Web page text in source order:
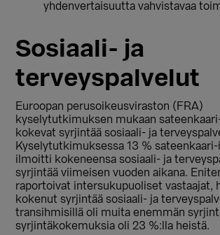
yhdenvertaisuutta vahvistavaa
Sosiaali- ja
terveyspalvelut
Euroopan perusoikeusviraston (FRA)
kyselytutkimuksen mukaan
kokevat syrjintää sosiaali- ja
Kyselytutkimuksessa 13 %
ilmoitti kokeneensa sosiaali- ja
syrjintää viimeisen vuoden aikana.
raportoivat intersukupuoliset vastaajat,
kokenut syrjintää sosiaali- ja
transihmisillä oli muita enemmän
syrjintäkokemuksia oli 23 %:lla heistä.